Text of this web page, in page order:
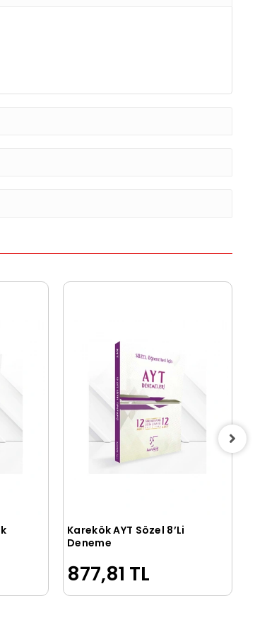
Sepete Ekle
Karekök AYT Sözel 8’Li
Deneme
877,81 TL